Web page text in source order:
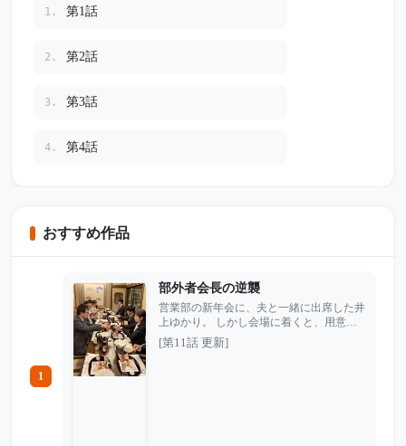
1. 第1話
2. 第2話
3. 第3話
4. 第4話
おすすめ作品
1
部外者会長の逆襲
営業部の新年会に、夫と一緒に出席した井
上ゆかり。 しかし会場に着くと、用意さ
れているはずの席はなく、課長の獅倉から
は笑いながらこう言われた。 「今日は関
[第11話 更新]